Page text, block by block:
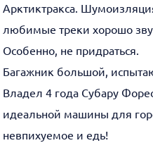
Арктиктракса.
любимые треки хорошо
Особенно, не придраться.
Багажник большой,
Владел 4 года Субару
идеальной машины для
невпихуемое и едь!